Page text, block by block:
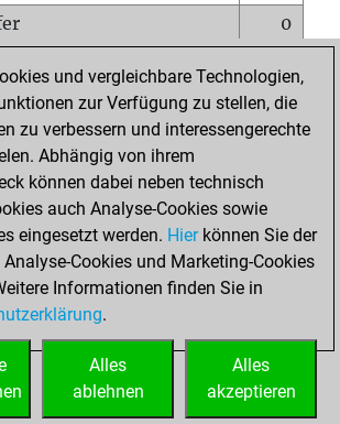
0
Brett
0
Matt
0
siebten
0
und vergleichbare Technologien,
zur Verfügung zu stellen, die
zu verbessern und interessengerechte
Abhängig von ihrem
können dabei neben technisch
auch Analyse-Cookies sowie
eingesetzt werden. Hierkönnen Sie der
Cookies und Marketing-Cookies
Informationen finden Sie in
.
Alles
akzeptieren
Alles
ablehnen